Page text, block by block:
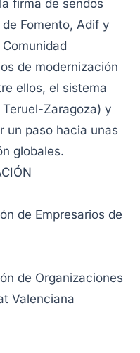
firma de sendos
Fomento, Adif y
de modernización
ellos, el sistema
Zaragoza) y
un paso hacia unas
globales.
de Empresarios de
de Organizaciones
Valenciana